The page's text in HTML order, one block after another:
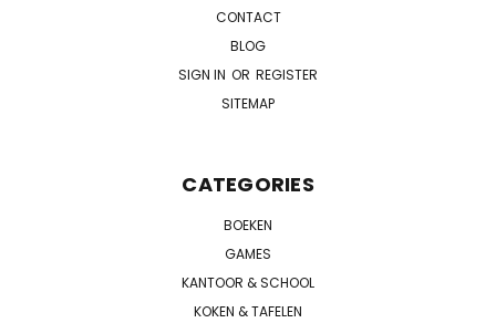
CONTACT
BLOG
SIGN IN OR REGISTER
SITEMAP
CATEGORIES
BOEKEN
GAMES
KANTOOR & SCHOOL
KOKEN & TAFELEN